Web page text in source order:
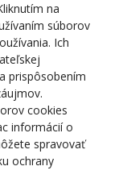
na
súborov
Ich
prispôsobením
cookies
informácií o
spravovať
ochrany